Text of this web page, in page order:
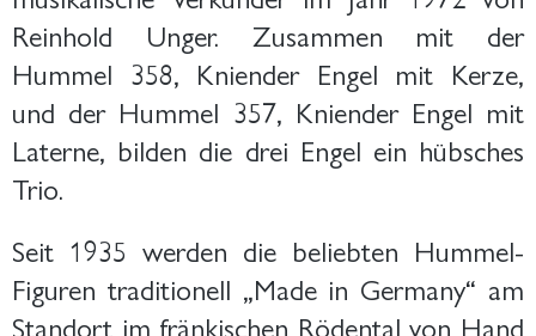
Reinhold Unger. Zusammen mit der
Hummel 358, Kniender Engel mit Kerze,
und der Hummel 357, Kniender Engel mit
Laterne, bilden die drei Engel ein hübsches
Trio.
Seit 1935 werden die beliebten Hummel-
Figuren traditionell „Made in Germany“ am
Standort im fränkischen Rödental von Hand